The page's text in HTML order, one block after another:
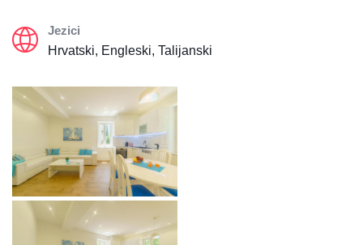
Jezici
Hrvatski, Engleski, Talijanski